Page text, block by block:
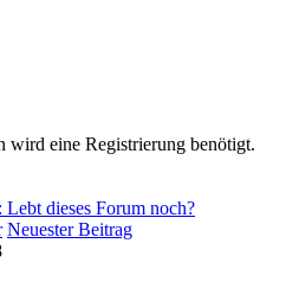
wird eine Registrierung benötigt.
Lebt dieses Forum noch?
Neuester Beitrag